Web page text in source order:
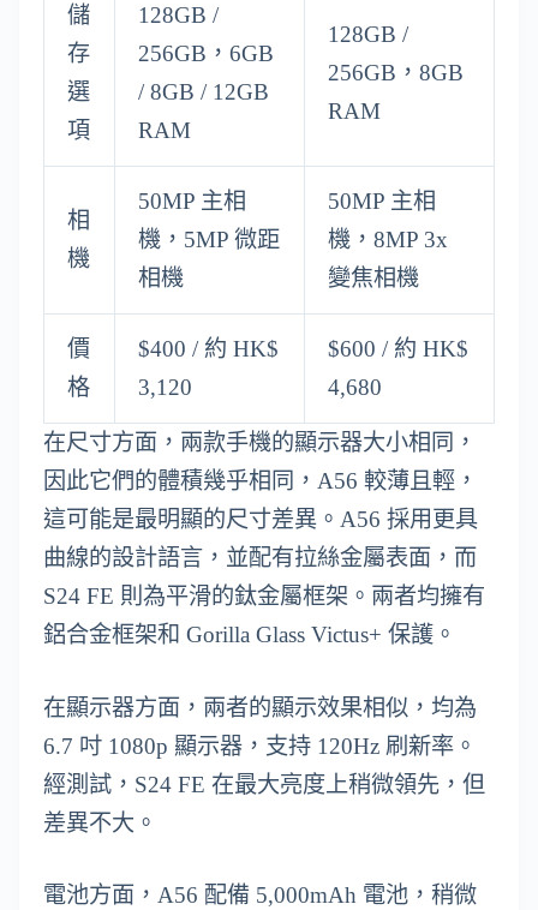
儲
存
選
項
128GB /
256GB，6GB
/ 8GB / 12GB
RAM
128GB /
256GB，8GB
RAM
相
機
50MP 主相
機，5MP 微距
相機
50MP 主相
機，8MP 3x
變焦相機
價
格
$400 / 約 HK$
3,120
$600 / 約 HK$
4,680
在尺寸方面，兩款手機的顯示器大小相同，
因此它們的體積幾乎相同，A56 較薄且輕，
這可能是最明顯的尺寸差異。A56 採用更具
曲線的設計語言，並配有拉絲金屬表面，而
S24 FE 則為平滑的鈦金屬框架。兩者均擁有
鋁合金框架和 Gorilla Glass Victus+ 保護。
在顯示器方面，兩者的顯示效果相似，均為
6.7 吋 1080p 顯示器，支持 120Hz 刷新率。
經測試，S24 FE 在最大亮度上稍微領先，但
差異不大。
電池方面，A56 配備 5,000mAh 電池，稍微